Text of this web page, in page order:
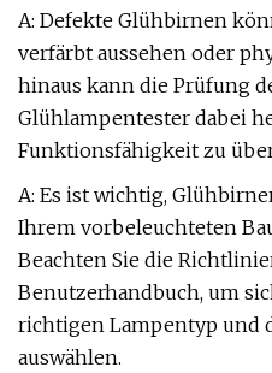
A: Defekte Glühbirnen
verfärbt aussehen oder
hinaus kann die Prüfung
Glühlampentester dabei
Funktionsfähigkeit zu
A: Es ist wichtig,
Ihrem vorbeleuchteten
Beachten Sie die
Benutzerhandbuch, um
richtigen Lampentyp und
auswählen.